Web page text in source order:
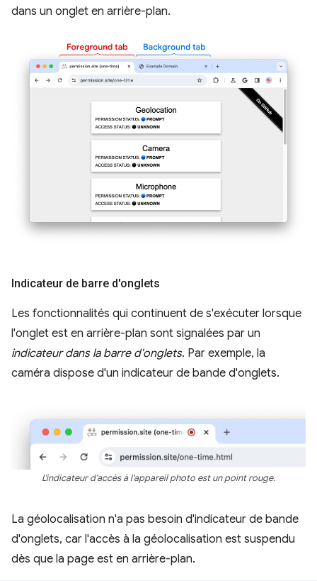
dans un onglet en arrière-plan.
Indicateur de barre d'onglets
Les fonctionnalités qui continuent de s'exécuter lorsque
l'onglet est en arrière-plan sont signalées par un
indicateur dans la barre d'onglets. Par exemple, la
caméra dispose d'un indicateur de bande d'onglets.
L'indicateur d'accès à l'appareil photo est un point rouge.
La géolocalisation n'a pas besoin d'indicateur de bande
d'onglets, car l'accès à la géolocalisation est suspendu
dès que la page est en arrière-plan.